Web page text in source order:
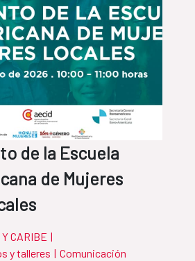
de la Escuela
de Mujeres
CARIBE |
y talleres | Comunicación